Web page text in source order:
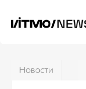
Новости